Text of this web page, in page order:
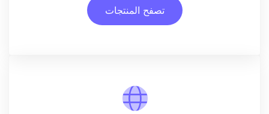
تصفح المنتجات